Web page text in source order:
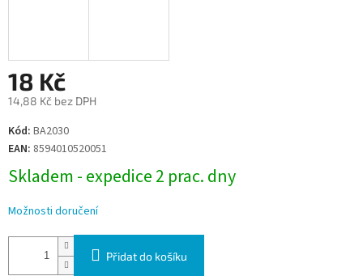
18 Kč
14,88 Kč bez DPH
Měrná
cena:
Kód: BA2030
EAN: 8594010520051
Skladem - expedice 2 prac. dny
Možnosti doručení
Přidat do košíku